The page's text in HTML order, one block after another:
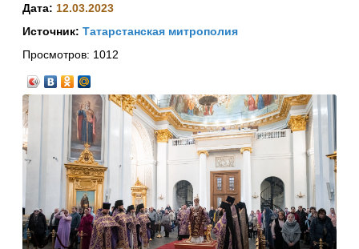
Дата: 12.03.2023
Источник: Татарстанская митрополия
Просмотров: 1012